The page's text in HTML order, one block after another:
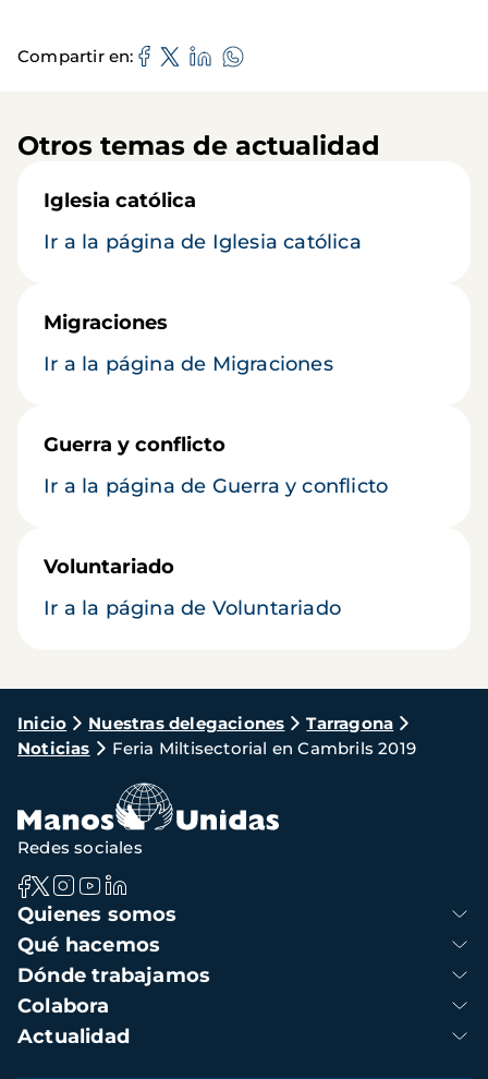
Compartir en
Otros temas de actualidad
Iglesia católica
Ir a la página de Iglesia católica
Migraciones
Ir a la página de Migraciones
Guerra y conflicto
Ir a la página de Guerra y conflicto
Voluntariado
Ir a la página de Voluntariado
Ruta
de
navegación
Inicio Nuestras delegaciones
Tarragona
Noticias
Feria Miltisectorial en Cambrils 2019
Navegación
principal
Quienes somos
Qué hacemos
Dónde trabajamos
Colabora
Actualidad
Redes sociales